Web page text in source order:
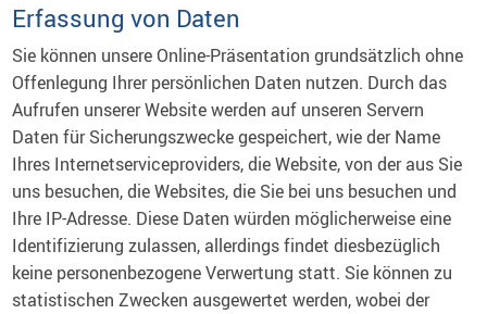
Erfassung von Daten
Sie können unsere Online-Präsentation grundsätzlich ohne
Offenlegung Ihrer persönlichen Daten nutzen. Durch das
Aufrufen unserer Website werden auf unseren Servern
Daten für Sicherungszwecke gespeichert, wie der Name
Ihres Internetserviceproviders, die Website, von der aus Sie
uns besuchen, die Websites, die Sie bei uns besuchen und
Ihre IP-Adresse. Diese Daten würden möglicherweise eine
Identifizierung zulassen, allerdings findet diesbezüglich
keine personenbezogene Verwertung statt. Sie können zu
statistischen Zwecken ausgewertet werden, wobei der